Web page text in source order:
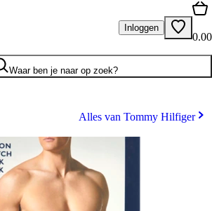
Inloggen
0.00
Waar ben je naar op zoek?
Alles van Tommy Hilfiger